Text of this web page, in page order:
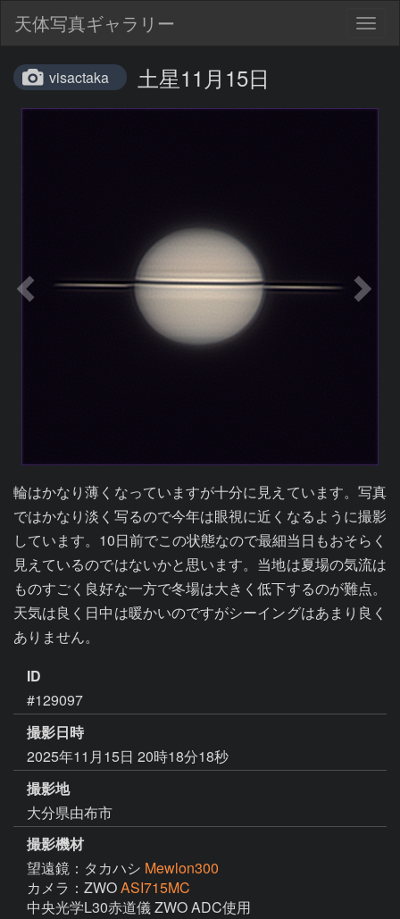
天体写真ギャラリー
visactaka 土星11月15日
輪はかなり薄くなっていますが十分に見えています。写真
ではかなり淡く写るので今年は眼視に近くなるように撮影
しています。10日前でこの状態なので最細当日もおそらく
見えているのではないかと思います。当地は夏場の気流は
ものすごく良好な一方で冬場は大きく低下するのが難点。
天気は良く日中は暖かいのですがシーイングはあまり良く
ありません。
ID
#129097
撮影日時
2025年11月15日 20時18分18秒
撮影地
大分県由布市
撮影機材
望遠鏡：タカハシ Mewlon300
カメラ：ZWOASI715MC
中央光学L30赤道儀 ZWO ADC使用